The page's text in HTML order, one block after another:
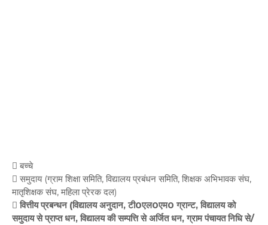
 बच्चे
 समुदाय (ग्राम शिक्षा समिति, विद्यालय प्रबंधन समिति, शिक्षक अभिभावक संघ,
मातृशिक्षक संघ, महिला प्रेरक दल)
 वित्तीय प्रबन्धन (विद्यालय अनुदान, टी0एल0एम0 ग्रान्ट, विद्यालय को
समुदाय से प्राप्त धन, विद्यालय की सम्पत्ति से अर्जित धन, ग्राम पंचायत निधि से/